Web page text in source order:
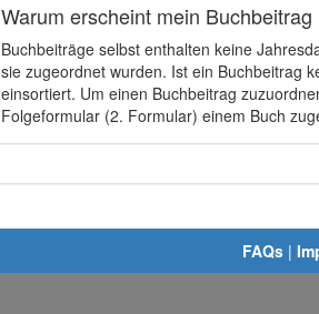
Warum erscheint mein
Buchbeiträge selbst enthalten keine
sie zugeordnet wurden. Ist ein Buchbeitrag
einsortiert. Um einen Buchbeitrag
Folgeformular (2. Formular) einem Buch
FAQs |